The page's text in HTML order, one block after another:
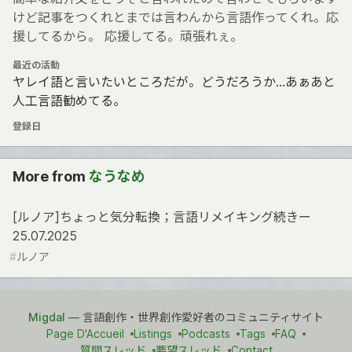
けど記事をつくれとまでは言わんから言語作ってくれ。応
援してるから。 応援してる。頑張れぇ。
最近の活動
ヤレイ語と言いたいところだが。どうだろうか…あぁあと
人工言語勧めてる。
登録日
More from なうなめ
[ルノア]ちょっと気分転換；言語リメイキング続きー
25.07.2025
#ルノア
Migdal — 言語創作・世界創作愛好者のコミュニティサイト
Page D'Accueil
Listings Podcasts Tags
FAQ